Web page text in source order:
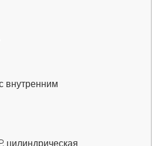
внутренним
цилиндрическая